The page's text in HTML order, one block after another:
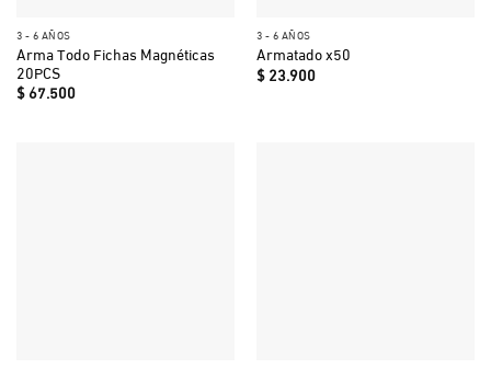
3 - 6 AÑOS
Arma Todo Fichas Magnéticas
20PCS
$67.500
3 - 6 AÑOS
Armatado x50
$23.900